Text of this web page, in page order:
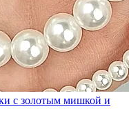
с золотым мишкой и